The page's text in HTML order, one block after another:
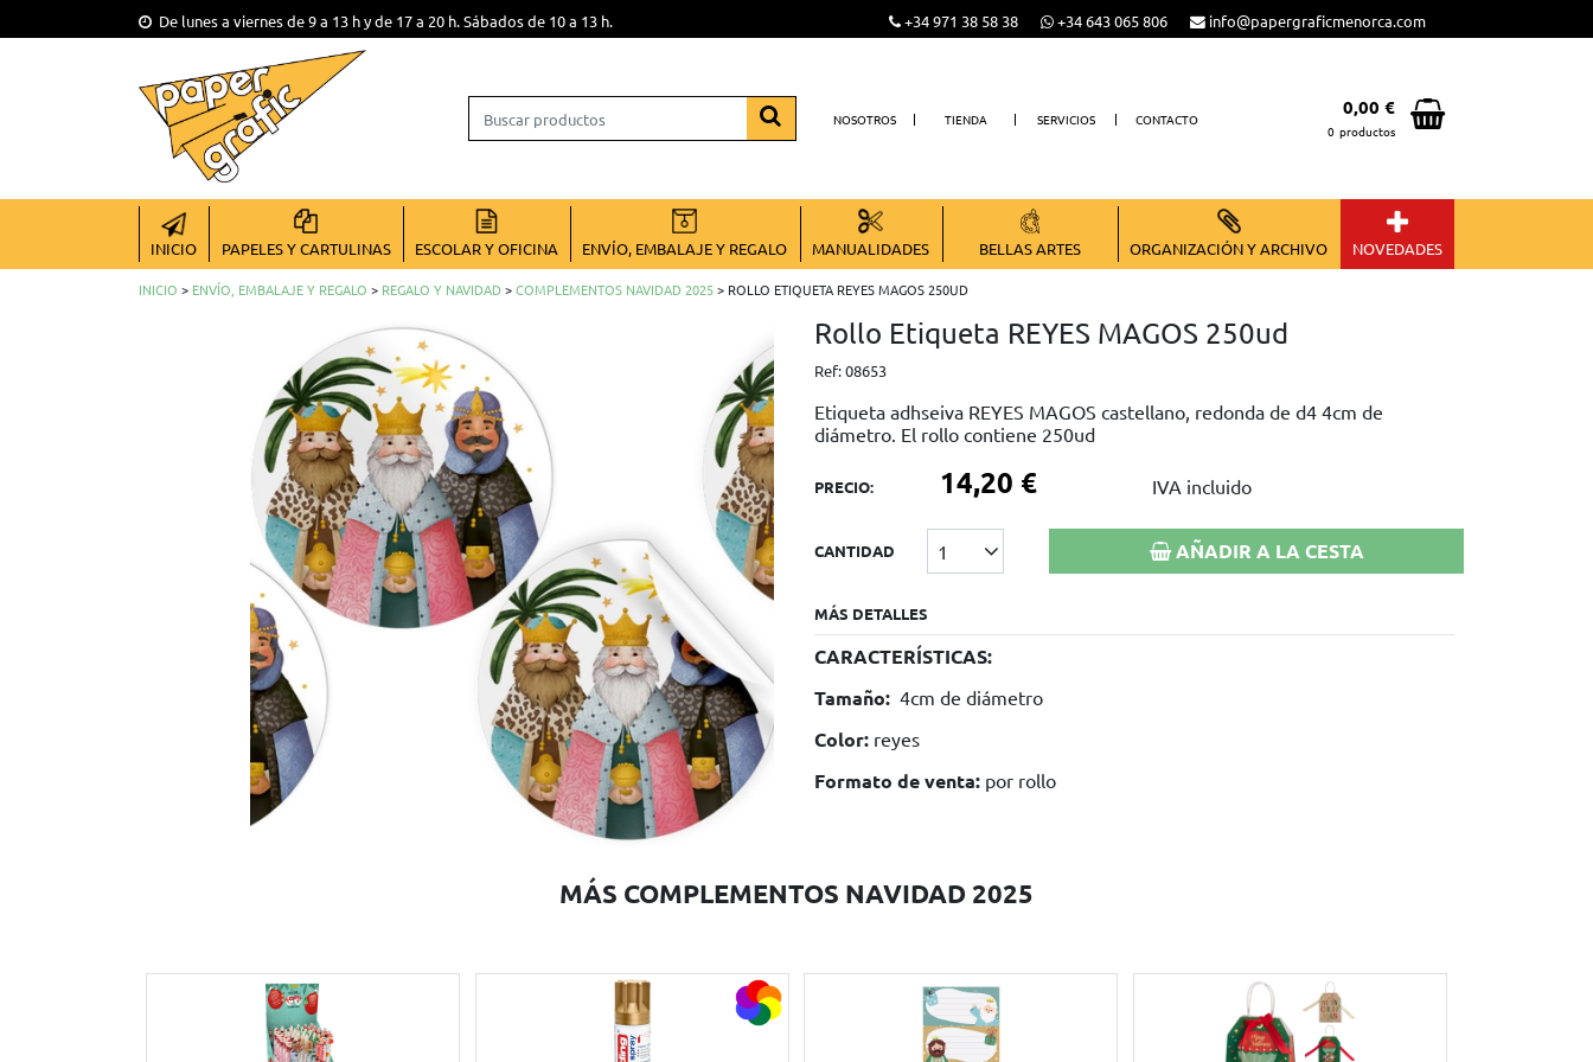
De lunes a viernes de 9 a 13 h y de 17 a 20 h. Sábados de 10 a 13 h. +34 971 38 58 38 +34 643 065 806 info@papergraficmenorca.com
NOSOTROS TIENDA SERVICIOS CONTACTO
0,00 €
0 productos
VER CESTA
INICIO
PAPELES Y CARTULINAS ESCOLAR Y OFICINA ENVÍO, EMBALAJE Y REGALO MANUALIDADES BELLAS ARTES ORGANIZACIÓN Y ARCHIVO NOVEDADES
INICIO > ENVÍO, EMBALAJE Y REGALO > REGALO Y NAVIDAD >COMPLEMENTOS NAVIDAD 2025> ROLLO ETIQUETA REYES MAGOS 250UD
Rollo Etiqueta REYES MAGOS 250ud
Ref:08653
Etiqueta adhseiva REYES MAGOS castellano, redonda de d4 4cm de
diámetro. El rollo contiene 250ud
PRECIO: 14,20 € IVA incluido
CANTIDAD 1 AÑADIR A LA CESTA
MÁS DETALLES
CARACTERÍSTICAS:
Tamaño: 4cm de diámetro
Color: reyes
Formato de venta: por rollo
MÁS COMPLEMENTOS NAVIDAD 2025